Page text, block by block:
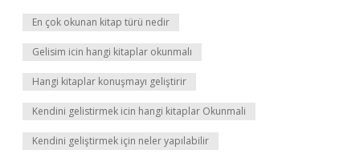
En çok okunan kitap türü nedir
Gelisim icin hangi kitaplar okunmalı
Hangi kitaplar konuşmayı geliştirir
Kendini gelistirmek icin hangi kitaplar Okunmali
Kendini geliştirmek için neler yapılabilir